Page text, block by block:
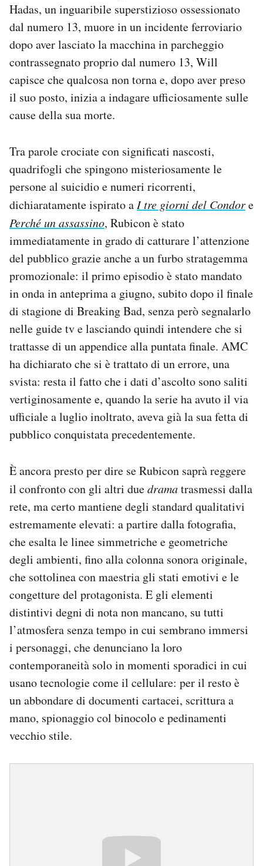
Hadas, un inguaribile superstizioso ossessionato
dal numero 13, muore in un incidente ferroviario
dopo aver lasciato la macchina in parcheggio
contrassegnato proprio dal numero 13, Will
capisce che qualcosa non torna e, dopo aver preso
il suo posto, inizia a indagare ufficiosamente sulle
cause della sua morte.
Tra parole crociate con significati nascosti,
quadrifogli che spingono misteriosamente le
persone al suicidio e numeri ricorrenti,
dichiaratamente ispirato a I tre giorni del Condore
Perché un assassino, Rubicon è stato
immediatamente in grado di catturare l’attenzione
del pubblico grazie anche a un furbo stratagemma
promozionale: il primo episodio è stato mandato
in onda in anteprima a giugno, subito dopo il finale
di stagione di Breaking Bad, senza però segnalarlo
nelle guide tv e lasciando quindi intendere che si
trattasse di un appendice alla puntata finale. AMC
ha dichiarato che si è trattato di un errore, una
svista: resta il fatto che i dati d’ascolto sono saliti
vertiginosamente e, quando la serie ha avuto il via
ufficiale a luglio inoltrato, aveva già la sua fetta di
pubblico conquistata precedentemente.
È ancora presto per dire se Rubicon saprà reggere
il confronto con gli altri duedramatrasmessi dalla
rete, ma certo mantiene degli standard qualitativi
estremamente elevati: a partire dalla fotografia,
che esalta le linee simmetriche e geometriche
degli ambienti, fino alla colonna sonora originale,
che sottolinea con maestria gli stati emotivi e le
congetture del protagonista. E gli elementi
distintivi degni di nota non mancano, su tutti
l’atmosfera senza tempo in cui sembrano immersi
i personaggi, che denunciano la loro
contemporaneità solo in momenti sporadici in cui
usano tecnologie come il cellulare: per il resto è
un abbondare di documenti cartacei, scrittura a
mano, spionaggio col binocolo e pedinamenti
vecchio stile.